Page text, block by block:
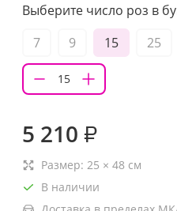
Выберите число роз в
7
9 15 25
5 210 ₽
Размер: 25 × 48 см
В наличии